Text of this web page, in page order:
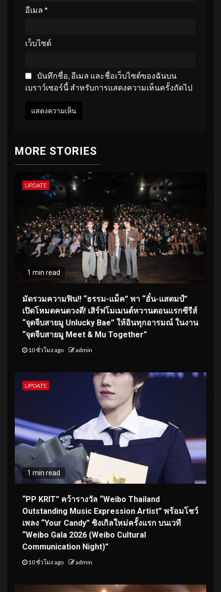
อีเมล *
เว็บไซต์
บันทึกชื่อ, อีเมล และชื่อเว็บไซต์ของฉันบน
เบราว์เซอร์นี้ สำหรับการแสดงความเห็นครั้งถัดไป
MORE STORIES
UPDATE
1 min read
มัดรวมความฟิน!! “ธรรม-แม็ค” พา “อั๋น-แสตมป์”
เปิดโหมดคนดวงดี! เสิร์ฟโมเมนต์หวานตอนแรกซีรีส์
“จุดจีบสายมู Unlucky Bae” ให้อินทุกอารมณ์ ในงาน
“จุดจีบสายมู Meet & Mu Together”
10 ชั่วโมง ago admin
UPDATE
1 min read
“PP KRIT” คว้ารางวัล “Weibo Thailand
Outstanding Music Expression Artist” พร้อมโชว์
เพลง “Your Candy” ซิงเกิลใหม่ครั้งแรก บนเวที
“Weibo Gala 2026 (Weibo Cultural
Communication Night)”
10 ชั่วโมง ago admin